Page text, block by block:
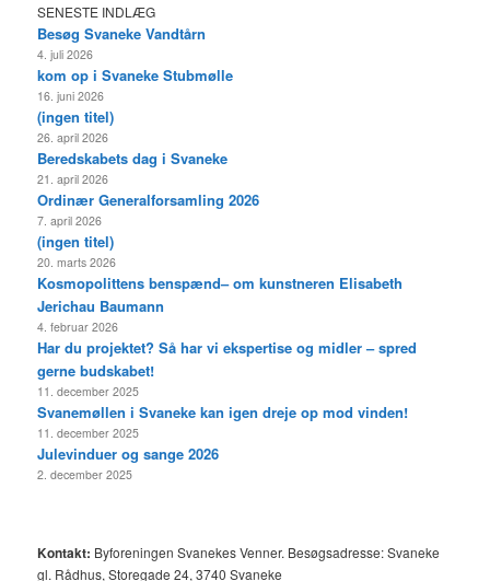
SENESTE INDLÆG
Besøg Svaneke Vandtårn
4. juli 2026
kom op i Svaneke Stubmølle
16. juni 2026
(ingen titel)
26. april 2026
Beredskabets dag i Svaneke
21. april 2026
Ordinær Generalforsamling 2026
7. april 2026
(ingen titel)
20. marts 2026
Kosmopolittens benspænd– om kunstneren Elisabeth
Jerichau Baumann
4. februar 2026
Har du projektet? Så har vi ekspertise og midler – spred
gerne budskabet!
11. december 2025
Svanemøllen i Svaneke kan igen dreje op mod vinden!
11. december 2025
Julevinduer og sange 2026
2. december 2025
Kontakt: Byforeningen Svanekes Venner. Besøgsadresse: Svaneke
gl. Rådhus, Storegade 24, 3740 Svaneke